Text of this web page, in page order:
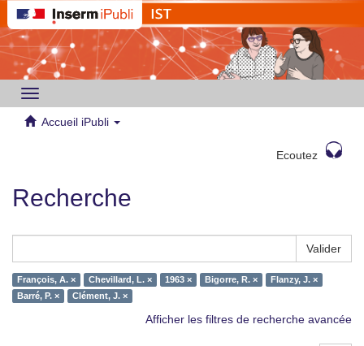
Toggle
navigation
Accueil iPubli
Ecoutez
Recherche
Valider
François, A. × Chevillard, L. × 1963 × Bigorre, R. ×
Flanzy, J. ×
Barré, P. ×
Clément, J. ×
Afficher les filtres de recherche avancée